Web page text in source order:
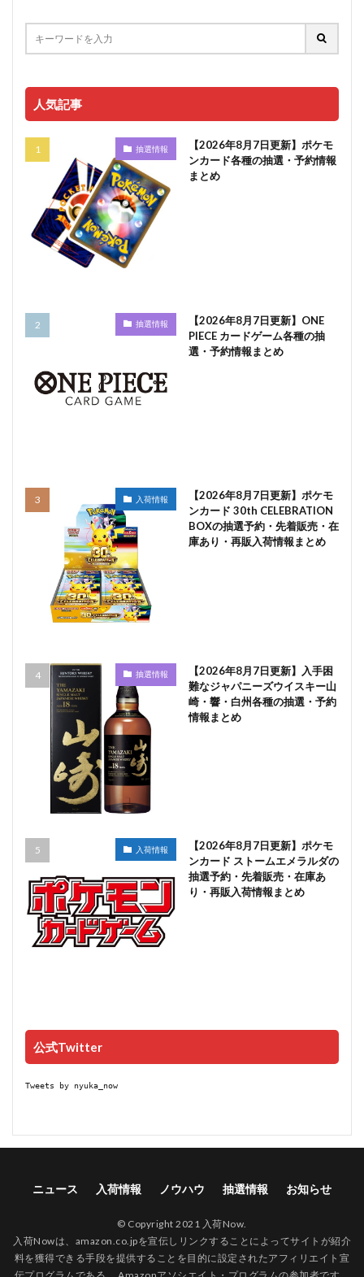
人気記事
抽選情報
【2026年8月7日更新】ポケモ
ンカード各種の抽選・予約情報
まとめ
抽選情報
【2026年8月7日更新】ONE
PIECE カードゲーム各種の抽
選・予約情報まとめ
入荷情報
【2026年8月7日更新】ポケモ
ンカード 30th CELEBRATION
BOXの抽選予約・先着販売・在
庫あり・再販入荷情報まとめ
抽選情報
【2026年8月7日更新】入手困
難なジャパニーズウイスキー山
崎・響・白州各種の抽選・予約
情報まとめ
入荷情報
【2026年8月7日更新】ポケモ
ンカード ストームエメラルダの
抽選予約・先着販売・在庫あ
り・再販入荷情報まとめ
公式Twitter
Tweets by nyuka_now
ニュース 入荷情報 ノウハウ 抽選情報 お知らせ
© Copyright 2021 入荷Now.
入荷Nowは、amazon.co.jpを宣伝しリンクすることによってサイトが紹介
料を獲得できる手段を提供することを目的に設定されたアフィリエイト宣
伝プログラムである、 Amazonアソシエイト・プログラムの参加者です。